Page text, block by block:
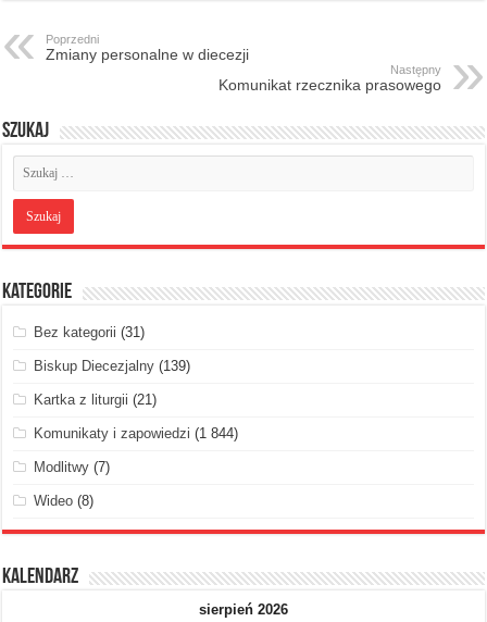
Poprzedni
Zmiany personalne w diecezji
Następny
Komunikat rzecznika prasowego
Szukaj
Kategorie
Bez kategorii (31)
Biskup Diecezjalny (139)
Kartka z liturgii (21)
Komunikaty i zapowiedzi (1 844)
Modlitwy (7)
Wideo (8)
Kalendarz
sierpień 2026